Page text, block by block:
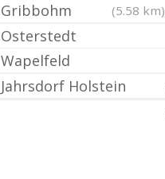
Gribbohm
(5.58 km)
Osterstedt
Wapelfeld
Jahrsdorf Holstein